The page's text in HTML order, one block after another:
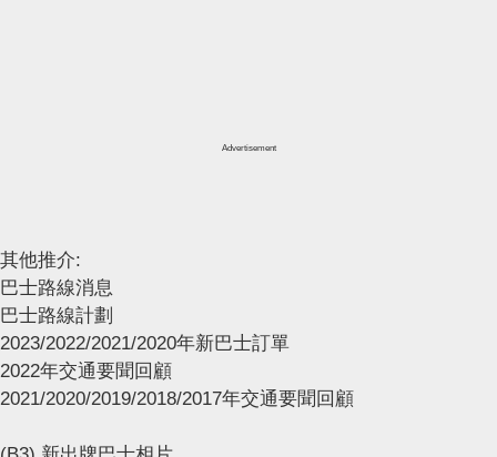
Advertisement
其他推介:
巴士路線消息
巴士路線計劃
2023/2022/2021/2020年新巴士訂單
2022年交通要聞回顧
2021/2020/2019/2018/2017年交通要聞回顧